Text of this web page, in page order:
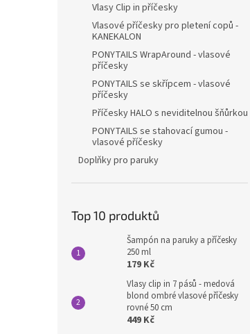
Vlasy Clip in příčesky
Vlasové příčesky pro pletení copů -
KANEKALON
PONYTAILS WrapAround - vlasové
příčesky
PONYTAILS se skřípcem - vlasové
příčesky
Příčesky HALO s neviditelnou šňůrkou
PONYTAILS se stahovací gumou -
vlasové příčesky
Doplňky pro paruky
Top 10 produktů
Šampón na paruky a příčesky
250 ml
179 Kč
Vlasy clip in 7 pásů - medová
blond ombré vlasové příčesky
rovné 50 cm
449 Kč